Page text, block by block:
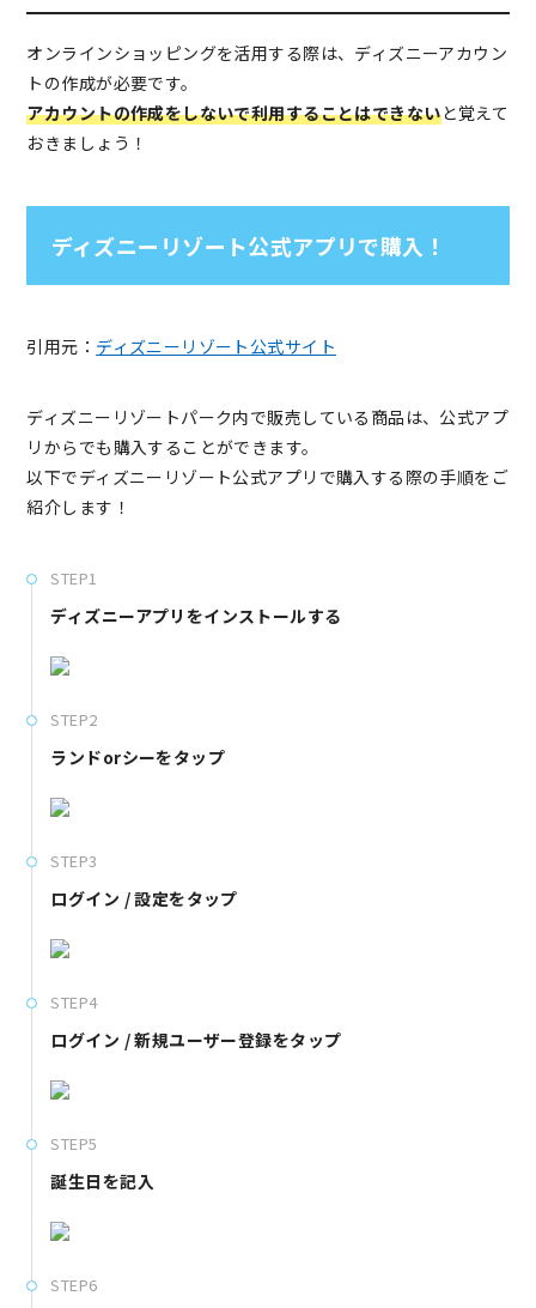
オンラインショッピングを活用する際は、ディズニーアカウン
トの作成が必要です。
アカウントの作成をしないで利用することはできないと覚えて
おきましょう！
ディズニーリゾート公式アプリで購入！
引用元： ディズニーリゾート公式サイト
ディズニーリゾートパーク内で販売している商品は、公式アプ
リからでも購入することができます。
以下でディズニーリゾート公式アプリで購入する際の手順をご
紹介します！
STEP1
ディズニーアプリをインストールする
STEP2
ランドorシーをタップ
STEP3
ログイン / 設定をタップ
STEP4
ログイン / 新規ユーザー登録をタップ
STEP5
誕生日を記入
STEP6